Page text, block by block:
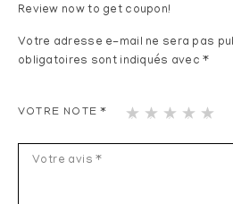
Review now to get coupon!
Votre adresse e-mail ne sera pas
obligatoires sont indiqués avec*
VOTRE NOTE*
1
2
3
4